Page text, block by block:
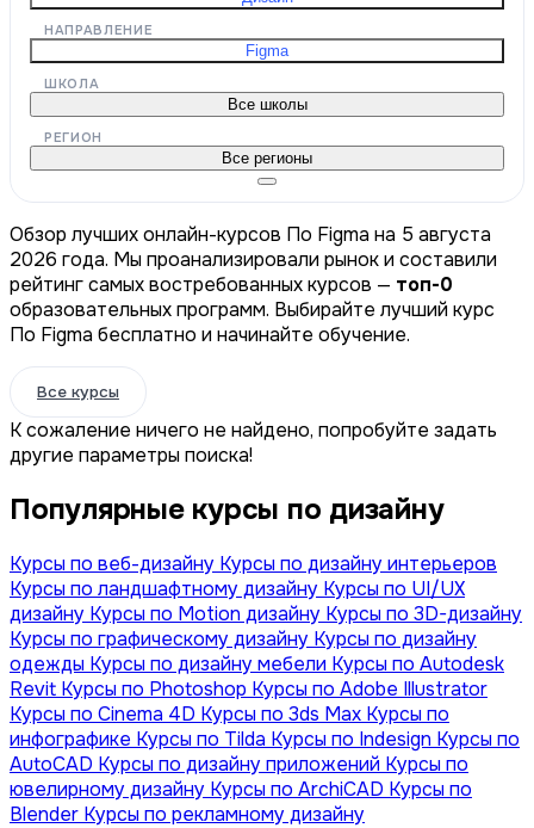
НАПРАВЛЕНИЕ
Figma
ШКОЛА
Все школы
РЕГИОН
Все регионы
Обзор лучших онлайн-курсов По Figma на 5 августа
2026 года. Мы проанализировали рынок и составили
рейтинг самых востребованных курсов — топ-0
образовательных программ. Выбирайте лучший курс
По Figma бесплатно и начинайте обучение.
Все курсы
К сожаление ничего не найдено, попробуйте задать
другие параметры поиска!
Популярные курсы по дизайну
Курсы по веб-дизайну Курсы по дизайну интерьеров
Курсы по ландшафтному дизайну Курсы по UI/UX
дизайну Курсы по Motion дизайну Курсы по 3D-дизайну
Курсы по графическому дизайну Курсы по дизайну
одежды Курсы по дизайну мебели Курсы по Autodesk
Revit Курсы по Photoshop Курсы по Adobe Illustrator
Курсы по Сinema 4D Курсы по 3ds Max Курсы по
инфографике Курсы по Tilda Курсы по Indesign Курсы по
AutoCAD Курсы по дизайну приложений Курсы по
ювелирному дизайну Курсы по ArchiCAD Курсы по
Blender Курсы по рекламному дизайну